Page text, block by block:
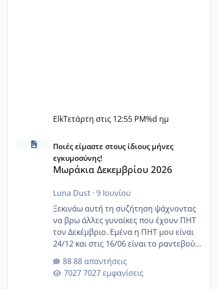
ElkΤετάρτη στις 12:55 PM%d ημ
Μωράκια Δεκεμβρίου 2026
Ποιές είμαστε στους ίδιους μήνες
εγκυμοσύνης!
Μωράκια Δεκεμβρίου 2026
Luna Dust· 9 Ιουνίου
Ξεκινάω αυτή τη συζήτηση ψάχνοντας
να βρω άλλες γυναίκες που έχουν ΠΗΤ
τον Δεκέμβριο. Εμένα η ΠΗΤ μου είναι
24/12 και στις 16/06 είναι το ραντεβού
της αυχενικής διαφάνειας. Έχω αρκετό
άγχος και οι μέρες δεν φαίνεται να
περνάνε με τίποτα.
88 απαντήσεις
7027 εμφανίσεις